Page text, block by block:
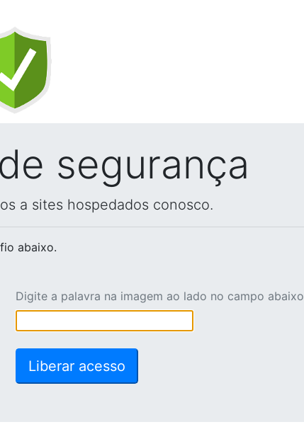
segurança
a sites hospedados conosco.
abaixo.
Digite a palavra na imagem ao lado no campo abaixo